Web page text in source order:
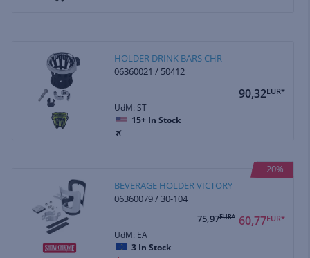
HOLDER DRINK BARS CHR
06360021 / 50412
90,32EUR*
UdM: ST
15+ In Stock
20%
BEVERAGE HOLDER VICTORY
06360079 / 30-104
60,77EUR*
75,97EUR*
UdM: EA
3 In Stock